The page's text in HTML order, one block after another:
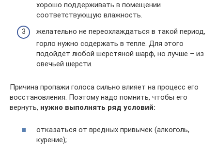
хорошо поддерживать в помещении
соответствующую влажность.
желательно не переохлаждаться в такой период,
горло нужно содержать в тепле. Для этого
подойдёт любой шерстяной шарф, но лучше – из
овечьей шерсти.
Причина пропажи голоса сильно влияет на процесс его
восстановления. Поэтому надо помнить, чтобы его
вернуть, нужно выполнять ряд условий:
отказаться от вредных привычек (алкоголь,
курение);